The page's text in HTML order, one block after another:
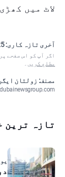
لاٹ میں
آخری تازہ کاری:
اگر آپ کو اس صفحے
مطلع کریں ۔
مصنف: زولتان
تازہ ترین